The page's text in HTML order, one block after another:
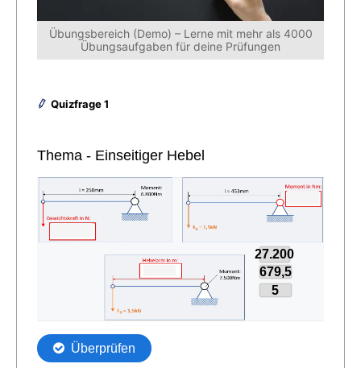
Übungsbereich (Demo) – Lerne mit mehr als 4000
Übungsaufgaben für deine Prüfungen
Quizfrage 1